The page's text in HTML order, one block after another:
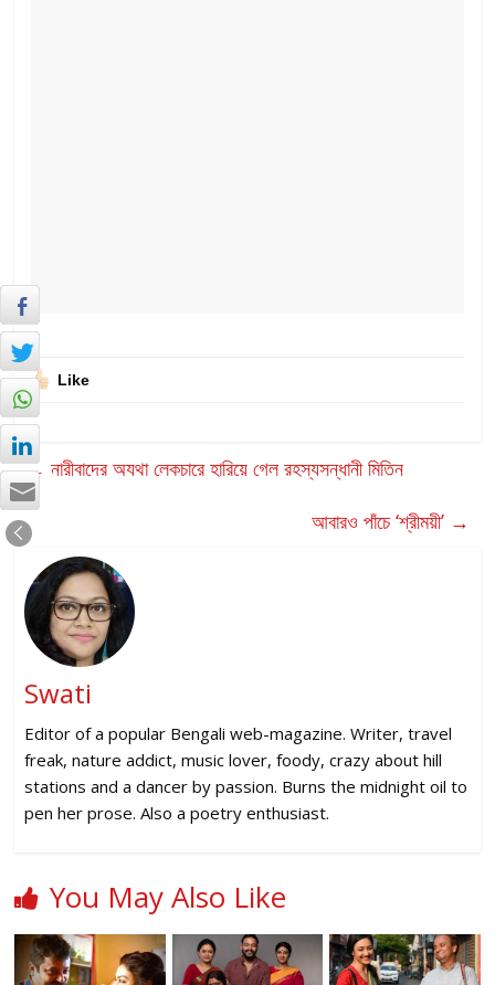
Like
← নারীবাদের অযথা লেকচারে হারিয়ে গেল রহস্যসন্ধানী মিতিন
আবারও পাঁচে ‘শ্রীময়ী’ →
Swati
Editor of a popular Bengali web-magazine. Writer, travel
freak, nature addict, music lover, foody, crazy about hill
stations and a dancer by passion. Burns the midnight oil to
pen her prose. Also a poetry enthusiast.
You May Also Like